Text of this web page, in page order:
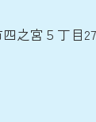
之宮５丁目